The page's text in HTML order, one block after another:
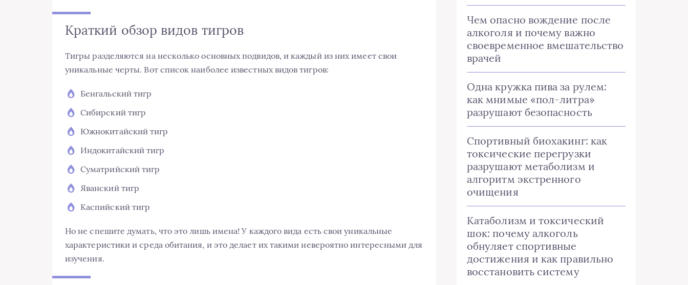
Краткий обзор видов тигров
Тигры разделяются на несколько основных подвидов, и каждый из них имеет свои
уникальные черты. Вот список наиболее известных видов тигров:
Бенгальский тигр
Сибирский тигр
Южнокитайский тигр
Индокитайский тигр
Суматрийский тигр
Яванский тигр
Каспийский тигр
Но не спешите думать, что это лишь имена! У каждого вида есть свои уникальные
характеристики и среда обитания, и это делает их такими невероятно интересными для
изучения.
Чем опасно вождение после
алкоголя и почему важно
своевременное вмешательство
врачей
Одна кружка пива за рулем:
как мнимые «пол-литра»
разрушают безопасность
Спортивный биохакинг: как
токсические перегрузки
разрушают метаболизм и
алгоритм экстренного
очищения
Катаболизм и токсический
шок: почему алкоголь
обнуляет спортивные
достижения и как правильно
восстановить систему